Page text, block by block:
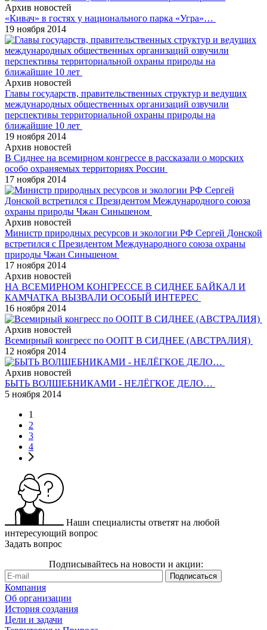
Архив новостей
«Кивач» в гостях у национального парка «Угра»…
19 ноября 2014
Архив новостей
Главы государств, правительственных структур и ведущих
международных общественных организаций озвучили
перспективы территориальной охраны природы на
ближайшие 10 лет
19 ноября 2014
Архив новостей
В Сиднее на всемирном конгрессе в рассказали о морских
особо охраняемых территориях России
17 ноября 2014
Архив новостей
Министр природных ресурсов и экологии РФ Сергей Донской
встретился с Президентом Международного союза охраны
природы Чжан Синьшеном
17 ноября 2014
Архив новостей
НА ВСЕМИРНОМ КОНГРЕССЕ В СИДНЕЕ БАЙКАЛ И
КАМЧАТКА ВЫЗВАЛИ ОСОБЫЙ ИНТЕРЕС
16 ноября 2014
Архив новостей
Всемирный конгресс по ООПТ В СИДНЕЕ (АВСТРАЛИЯ)
12 ноября 2014
Архив новостей
БЫТЬ ВОЛШЕБНИКАМИ - НЕЛЁГКОЕ ДЕЛО…
5 ноября 2014
1
2
3
4
Наши специалисты ответят на любой
интересующий вопрос
Задать вопрос
Подписывайтесь на новости и акции:
Компания
Об организации
История создания
Цели и задачи